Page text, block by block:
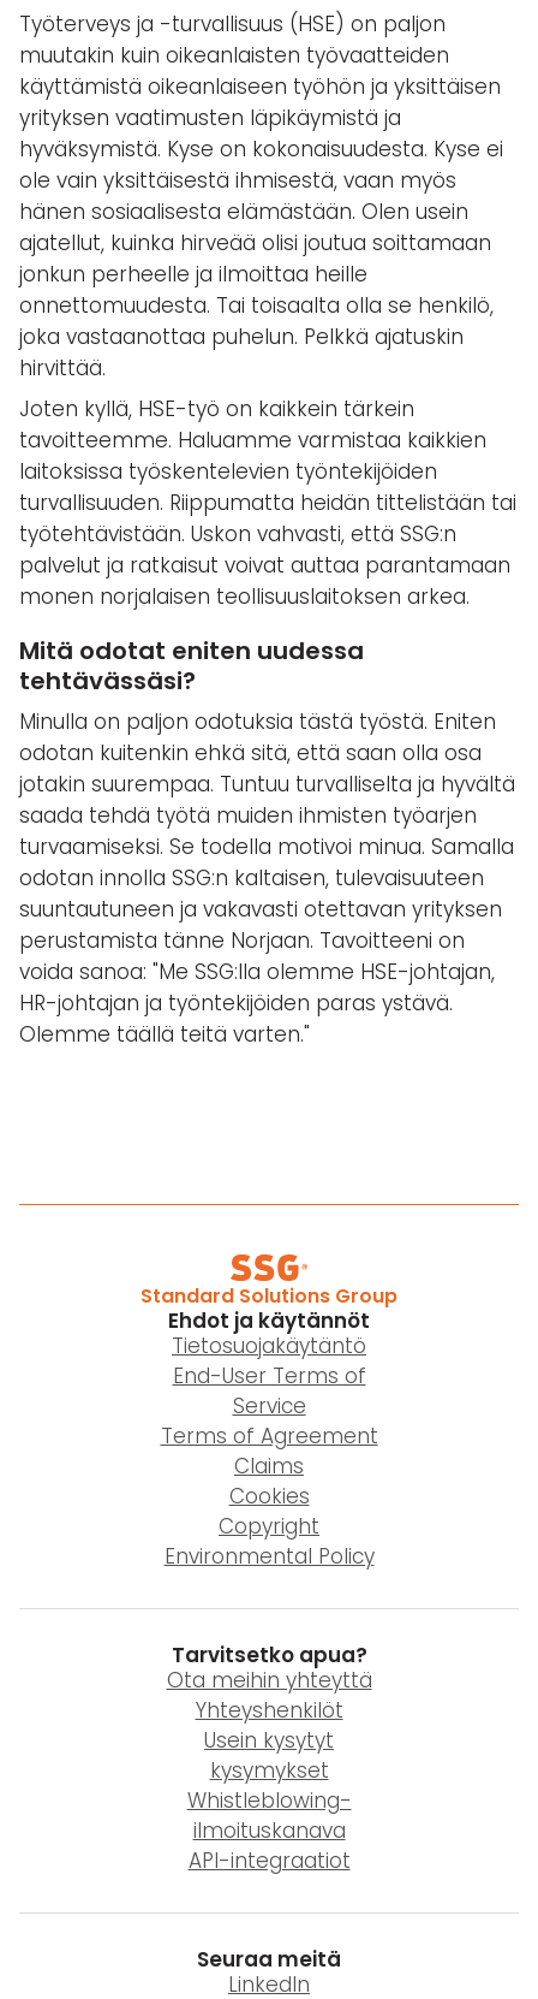
Työterveys ja -turvallisuus (HSE) on paljon
muutakin kuin oikeanlaisten työvaatteiden
käyttämistä oikeanlaiseen työhön ja yksittäisen
yrityksen vaatimusten läpikäymistä ja
hyväksymistä. Kyse on kokonaisuudesta. Kyse ei
ole vain yksittäisestä ihmisestä, vaan myös
hänen sosiaalisesta elämästään. Olen usein
ajatellut, kuinka hirveää olisi joutua soittamaan
jonkun perheelle ja ilmoittaa heille
onnettomuudesta. Tai toisaalta olla se henkilö,
joka vastaanottaa puhelun. Pelkkä ajatuskin
hirvittää.
Joten kyllä, HSE-työ on kaikkein tärkein
tavoitteemme. Haluamme varmistaa kaikkien
laitoksissa työskentelevien työntekijöiden
turvallisuuden. Riippumatta heidän tittelistään tai
työtehtävistään. Uskon vahvasti, että SSG:n
palvelut ja ratkaisut voivat auttaa parantamaan
monen norjalaisen teollisuuslaitoksen arkea.
Mitä odotat eniten uudessa
tehtävässäsi?
Minulla on paljon odotuksia tästä työstä. Eniten
odotan kuitenkin ehkä sitä, että saan olla osa
jotakin suurempaa. Tuntuu turvalliselta ja hyvältä
saada tehdä työtä muiden ihmisten työarjen
turvaamiseksi. Se todella motivoi minua. Samalla
odotan innolla SSG:n kaltaisen, tulevaisuuteen
suuntautuneen ja vakavasti otettavan yrityksen
perustamista tänne Norjaan. Tavoitteeni on
voida sanoa: "Me SSG:lla olemme HSE-johtajan,
HR-johtajan ja työntekijöiden paras ystävä.
Olemme täällä teitä varten."
Standard Solutions Group
Ehdot ja käytännöt
Tietosuojakäytäntö
End-User Terms of
Service
Terms of Agreement
Claims
Cookies
Copyright
Environmental Policy
Tarvitsetko apua?
Ota meihin yhteyttä
Yhteyshenkilöt
Usein kysytyt
kysymykset
Whistleblowing-
ilmoituskanava
API-integraatiot
Seuraa meitä
LinkedIn